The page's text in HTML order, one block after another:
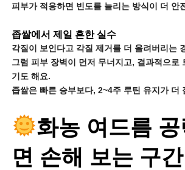
피부가 적응하면 빈도를 늘리는 방식이 더 안
좁쌀에서 제일 흔한 실수
각질이 보인다고 각질 제거를 더 올려버리는
그럼 피부 장벽이 먼저 무너지고, 결과적으로
기도 해요.
좁쌀은 빠른 승부보다, 2~4주 루틴 유지가 더
화농 여드름 공
면 손해 보는 구